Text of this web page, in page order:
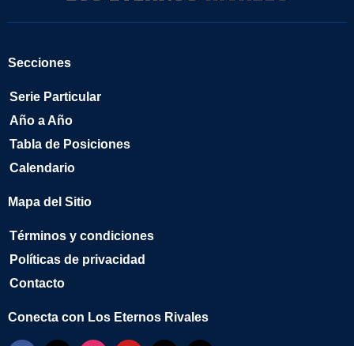
Secciones
Serie Particular
Año a Año
Tabla de Posiciones
Calendario
Mapa del Sitio
Términos y condiciones
Políticas de privacidad
Contacto
Conecta con Los Eternos Rivales